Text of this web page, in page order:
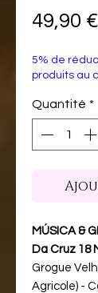
49,90 €
5% de
produits au
Quantité *
MÚSICA &
Da Cruz 18
Grogue
Agricole) -